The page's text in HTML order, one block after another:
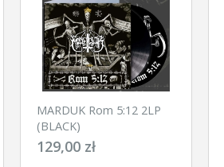
MARDUK Rom 5:12 2LP
(BLACK)
129,00 zł